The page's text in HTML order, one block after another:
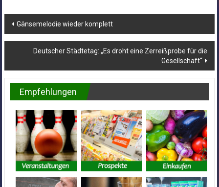
Beitragsnavigation
Gänsemelodie wieder komplett
Deutscher Städtetag: „Es droht eine Zerreißprobe für die
Gesellschaft“
Empfehlungen